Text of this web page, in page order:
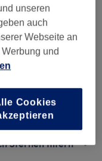
Sternen filtern
unseren
auch
Webseite an
und
Cookies